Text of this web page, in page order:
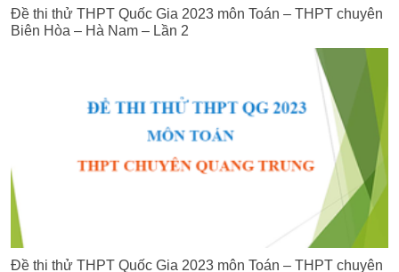
Đề thi thử THPT Quốc Gia 2023 môn Toán – THPT chuyên
Biên Hòa – Hà Nam – Lần 2
Đề thi thử THPT Quốc Gia 2023 môn Toán – THPT chuyên